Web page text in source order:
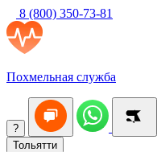
8 (800) 350-73-81
Похмельная служба
?
Тольятти